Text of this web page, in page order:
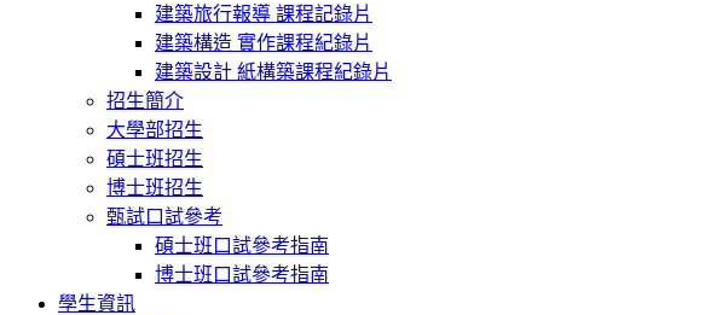
建築旅行報導 課程記錄片
建築構造 實作課程紀錄片
建築設計 紙構築課程紀錄片
招生簡介
大學部招生
碩士班招生
博士班招生
甄試口試參考
碩士班口試參考指南
博士班口試參考指南
學生資訊